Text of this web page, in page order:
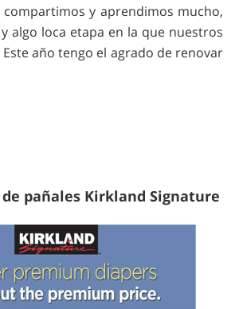
y aprendimos mucho,
algo loca etapa en la que nuestros
año tengo el agrado de renovar
pañales Kirkland Signature